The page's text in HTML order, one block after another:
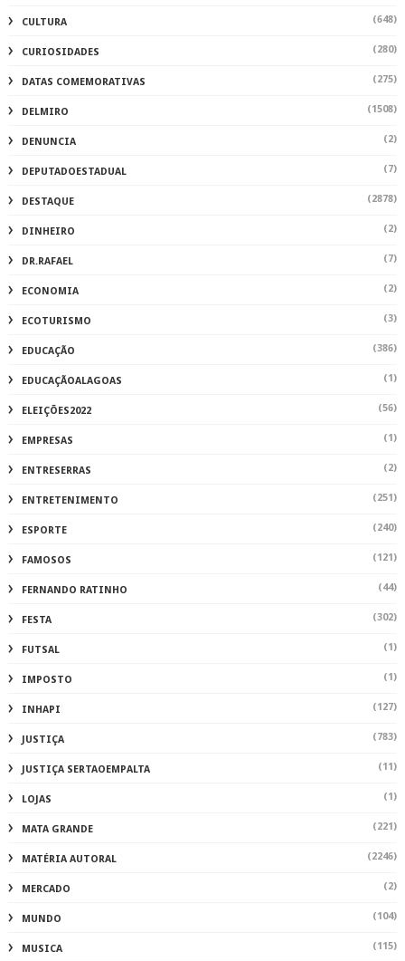
CULTURA (648)
CURIOSIDADES (280)
DATAS COMEMORATIVAS (275)
DELMIRO (1508)
DENUNCIA (2)
DEPUTADOESTADUAL (7)
DESTAQUE (2878)
DINHEIRO (2)
DR.RAFAEL (7)
ECONOMIA (2)
ECOTURISMO (3)
EDUCAÇÃO (386)
EDUCAÇÃOALAGOAS (1)
ELEIÇÕES2022 (56)
EMPRESAS (1)
ENTRESERRAS (2)
ENTRETENIMENTO (251)
ESPORTE (240)
FAMOSOS (121)
FERNANDO RATINHO (44)
FESTA (302)
FUTSAL (1)
IMPOSTO (1)
INHAPI (127)
JUSTIÇA (783)
JUSTIÇA SERTAOEMPALTA (11)
LOJAS (1)
MATA GRANDE (221)
MATÉRIA AUTORAL (2246)
MERCADO (2)
MUNDO (104)
MUSICA (115)